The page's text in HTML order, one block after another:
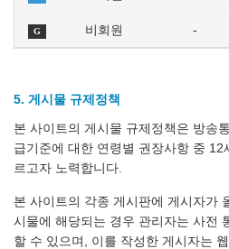
G 비회원 -
5. 게시물 규제정책
본 사이트의 게시물 규제정책은 방송
급기준에 대한 연령별 권장사항 중
르고자 노력합니다.
본 사이트의 각종 게시판에 게시자가
시물에 해당되는 경우 관리자는 사전
할 수 있으며, 이를 작성한 게시자는